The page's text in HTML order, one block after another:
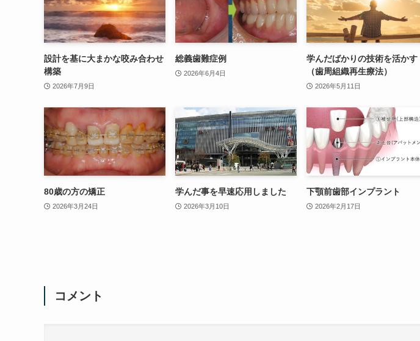
設計を基に大まかな咬み合わせ
構築
2026年7月9日
総義歯難症例
2026年6月4日
学んだばかりの技術を活かす
（歯周組織再生療法）
2026年5月11日
80歳の方の矯正
2026年3月24日
学んだ事を早速応用しました
2026年3月10日
下顎前歯部インプラント
2026年2月17日
コメント